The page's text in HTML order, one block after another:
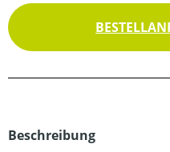
Beschreibung